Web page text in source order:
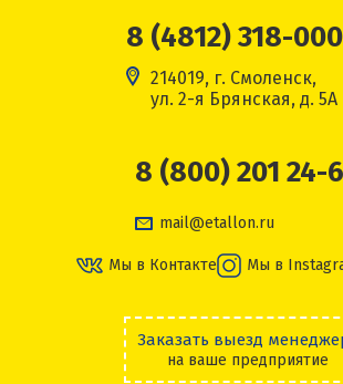
8 (4812) 318-000
214019, г. Смоленск,
ул. 2-я Брянская, д. 5А
8 (800) 201 24-
mail@etallon.ru
Мы в Контакте Мы в
Заказать выезд
на ваше предприятие